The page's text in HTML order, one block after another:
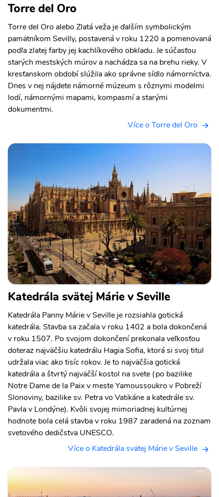
Torre del Oro
Torre del Oro alebo Zlatá veža je ďalším symbolickým
pamätníkom Sevilly, postavená v roku 1220 a pomenovaná
podľa zlatej farby jej kachlíkového obkladu. Je súčasťou
starých mestských múrov a nachádza sa na brehu rieky. V
kresťanskom období slúžila ako správne sídlo námorníctva.
Dnes v nej nájdete námorné múzeum s rôznymi modelmi
lodí, námornými mapami, kompasmí a starými
dokumentmi.
Více o Torre del Oro
Katedrála svätej Márie v Seville
Katedrála Panny Márie v Seville je rozsiahla gotická
katedrála. Stavba sa začala v roku 1402 a bola dokončená
v roku 1507. Po svojom dokončení prekonala veľkosťou
doteraz najväčšiu katedrálu Hagia Sofia, ktorá si svoj titul
udržala viac ako tisíc rokov. Je to najväčšia gotická
katedrála a štvrtý najväčší kostol na svete (po bazilike
Notre Dame de la Paix v meste Yamoussoukro v Pobreží
Slonoviny, bazilike sv. Petra vo Vatikáne a katedrále sv.
Pavla v Londýne). Kvôli svojej mimoriadnej kultúrnej
hodnote bola celá stavba v roku 1987 zaradená na zoznam
svetového dedičstva UNESCO.
Více o Katedrála svätej Márie v Seville